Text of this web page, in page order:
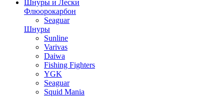
Шнуры и Лески
Флюорокарбон
Seaguar
Шнуры
Sunline
Varivas
Daiwa
Fishing Fighters
YGK
Seaguar
Squid Mania